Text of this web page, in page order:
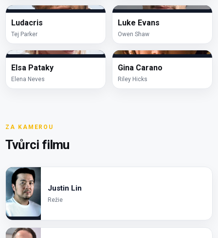
Ludacris
Tej Parker
Luke Evans
Owen Shaw
Elsa Pataky
Elena Neves
Gina Carano
Riley Hicks
ZA KAMEROU
Tvůrci filmu
Justin Lin
Režie